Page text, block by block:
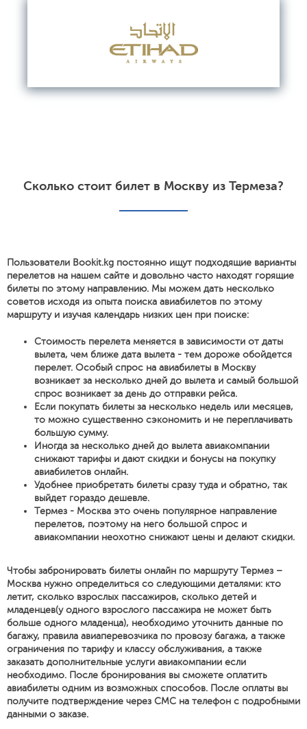
Сколько стоит билет в Москву из Термеза?
Пользователи Bookit.kg постоянно ищут подходящие варианты
перелетов на нашем сайте и довольно часто находят горящие
билеты по этому направлению. Мы можем дать несколько
советов исходя из опыта поиска авиабилетов по этому
маршруту и изучая календарь низких цен при поиске:
Стоимость перелета меняется в зависимости от даты
вылета, чем ближе дата вылета - тем дороже обойдется
перелет. Особый спрос на авиабилеты в Москву
возникает за несколько дней до вылета и самый большой
спрос возникает за день до отправки рейса.
Если покупать билеты за несколько недель или месяцев,
то можно существенно сэкономить и не переплачивать
большую сумму.
Иногда за несколько дней до вылета авиакомпании
снижают тарифы и дают скидки и бонусы на покупку
авиабилетов онлайн.
Удобнее приобретать билеты сразу туда и обратно, так
выйдет гораздо дешевле.
Термез - Москва это очень популярное направление
перелетов, поэтому на него большой спрос и
авиакомпании неохотно снижают цены и делают скидки.
Чтобы забронировать билеты онлайн по маршруту Термез –
Москва нужно определиться со следующими деталями: кто
летит, сколько взрослых пассажиров, сколько детей и
младенцев(у одного взрослого пассажира не может быть
больше одного младенца), необходимо уточнить данные по
багажу, правила авиаперевозчика по провозу багажа, а также
ограничения по тарифу и классу обслуживания, а также
заказать дополнительные услуги авиакомпании если
необходимо. После бронирования вы сможете оплатить
авиабилеты одним из возможных способов. После оплаты вы
получите подтверждение через СМС на телефон с подробными
данными о заказе.